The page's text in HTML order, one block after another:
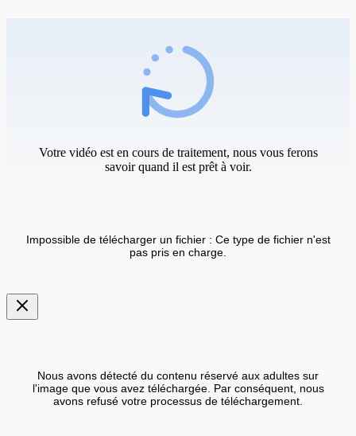
Votre vidéo est en cours de traitement, nous vous ferons
savoir quand il est prêt à voir.
Impossible de télécharger un fichier : Ce type de fichier n'est
pas pris en charge.
Nous avons détecté du contenu réservé aux adultes sur
l'image que vous avez téléchargée. Par conséquent, nous
avons refusé votre processus de téléchargement.